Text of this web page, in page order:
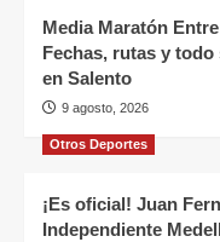
Media Maratón
Fechas, rutas y
en Salento
9 agosto, 2026
Otros Deportes
¡Es oficial! Juan
Independiente